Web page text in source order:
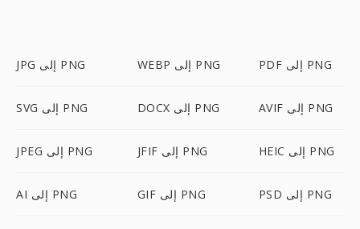
JPG إلى PNG WEBP إلى PNG PDF إلى PNG
SVG إلى PNG DOCX إلى PNG AVIF إلى PNG
JPEG إلى PNG JFIF إلى PNG HEIC إلى PNG
AI إلى PNG GIF إلى PNG PSD إلى PNG